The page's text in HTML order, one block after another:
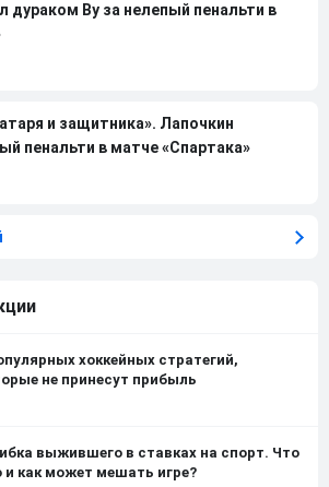
дураком Ву за нелепый пенальти в
и защитника». Лапочкин
пенальти в матче «Спартака»
хоккейных стратегий,
не принесут прибыль
выжившего в ставках на спорт. Что
и как может мешать игре?